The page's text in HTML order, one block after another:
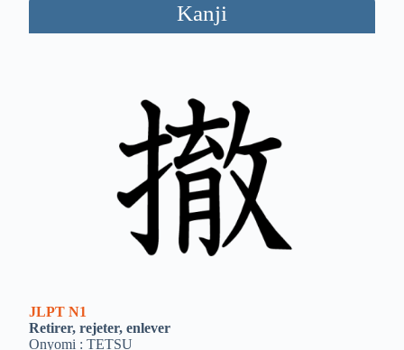
Kanji
JLPT N1
Retirer, rejeter, enlever
Onyomi : TETSU